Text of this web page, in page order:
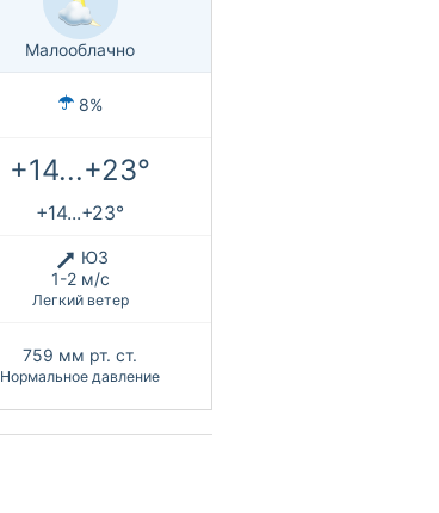
Малооблачно
8%
+14...+23°
+14...+23°
ЮЗ
1-2 м/с
Легкий ветер
759 мм рт. ст.
Нормальное давление